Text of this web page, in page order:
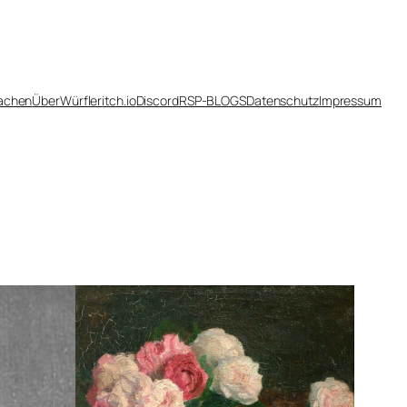
ÜberWürfleritch.ioDiscordRSP-BLOGSDatenschutzImpressum